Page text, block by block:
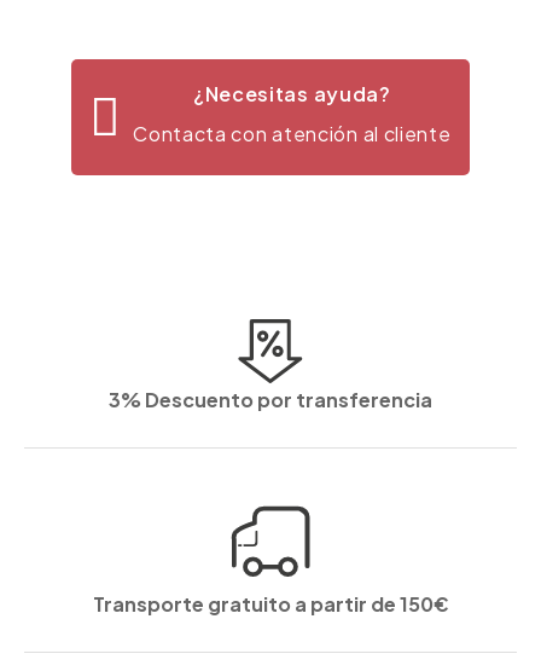
¿Necesitas ayuda?
Contacta con atención al cliente
3% Descuento por transferencia
Transporte gratuito a partir de 150€